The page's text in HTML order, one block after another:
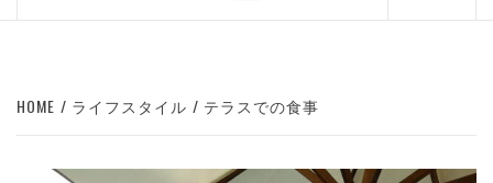
HOME ライフスタイル テラスでの食事